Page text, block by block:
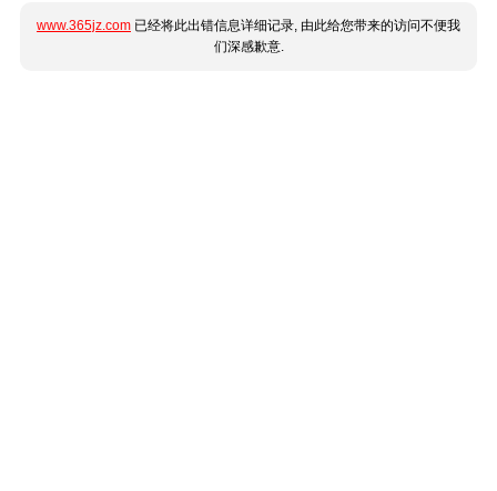
www.365jz.com 已经将此出错信息详细记录, 由此给您带来的访问不便我
们深感歉意.